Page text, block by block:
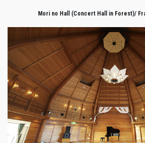
Mori no Hall (Concert Hall in Forest)/